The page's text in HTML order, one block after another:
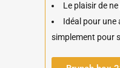
Le plaisir de
Idéal pour une
simplement pour